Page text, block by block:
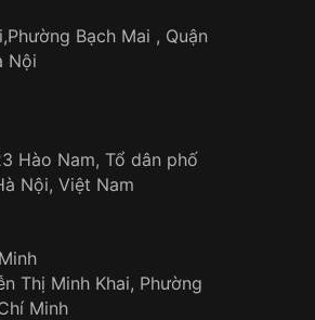
từ khi xác nhận đơn hàng thành
215
bị:
chữa
lợi khách hàng
khách hàng trong suốt quá
Bạch Mai , Quận
Nội
Hào Nam, Tổ dân phố
Nội, Việt Nam
Thị Minh Khai, Phường
Minh